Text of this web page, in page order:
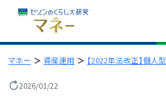
容
をマネー 資産運用 【2022年法改正】個人
2026/01/22